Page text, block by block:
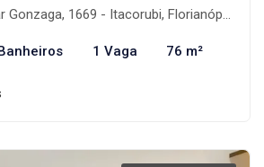
1669 - Itacorubi, Florianópolis-SC
1 Vaga 76 m²